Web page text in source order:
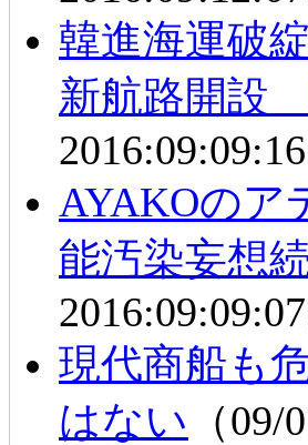
韓進海運破
新航路開設
AYAKOの
能汚染妄想
現代商船も
はない （09/